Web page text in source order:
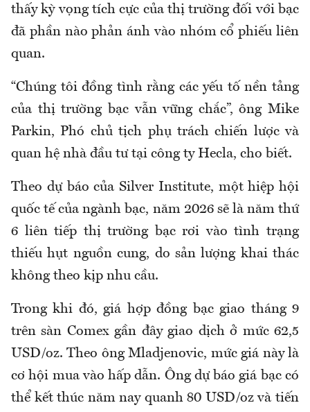
thấy kỳ vọng tích cực của thị trường đối với bạc
đã phần nào phản ánh vào nhóm cổ phiếu liên
quan.
“Chúng tôi đồng tình rằng các yếu tố nền tảng
của thị trường bạc vẫn vững chắc”, ông Mike
Parkin, Phó chủ tịch phụ trách chiến lược và
quan hệ nhà đầu tư tại công ty Hecla, cho biết.
Theo dự báo của Silver Institute, một hiệp hội
quốc tế của ngành bạc, năm 2026 sẽ là năm thứ
6 liên tiếp thị trường bạc rơi vào tình trạng
thiếu hụt nguồn cung, do sản lượng khai thác
không theo kịp nhu cầu.
Trong khi đó, giá hợp đồng bạc giao tháng 9
trên sàn Comex gần đây giao dịch ở mức 62,5
USD/oz. Theo ông Mladjenovic, mức giá này là
cơ hội mua vào hấp dẫn. Ông dự báo giá bạc có
thể kết thúc năm nay quanh 80 USD/oz và tiến